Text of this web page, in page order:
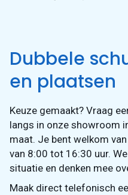
Dubbele
en plaatsen
Keuze gemaakt? Vraag
langs in onze showroom
maat. Je bent welkom
van 8:00 tot 16:30 uur.
situatie en denken mee
Maak direct telefonisch